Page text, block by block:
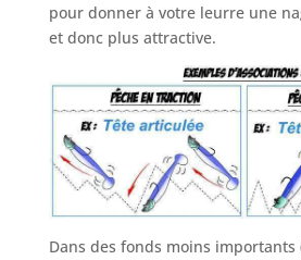
pour donner à votre leurre une
et donc plus attractive.
Dans des fonds moins importants